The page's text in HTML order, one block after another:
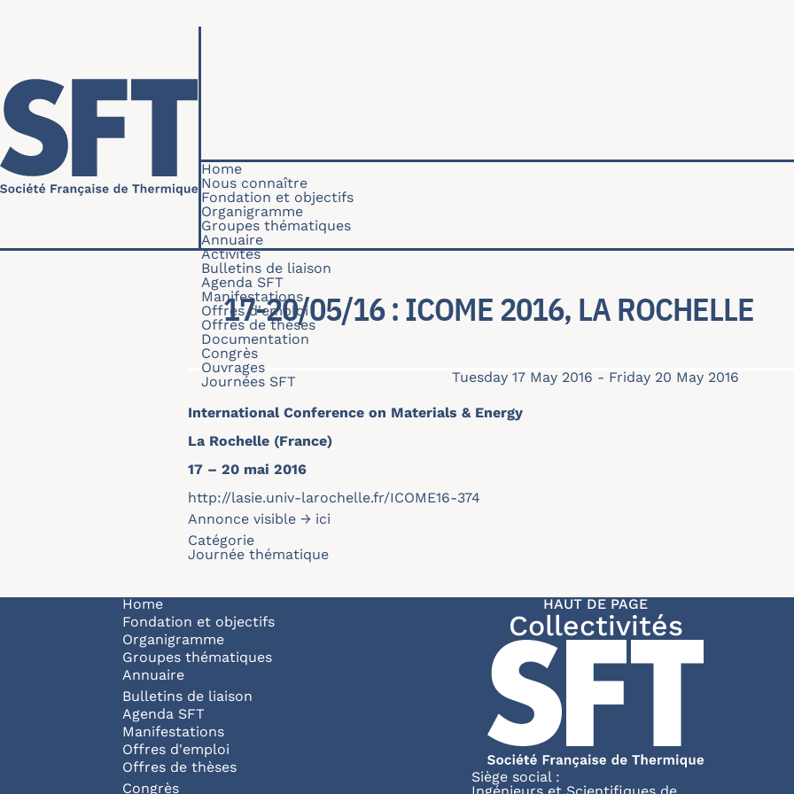
Navigation principale
Home
Nous connaître
Fondation et objectifs
Organigramme
Groupes thématiques
Annuaire
Activités
Bulletins de liaison
Agenda SFT
Manifestations
Offres d'emploi
Offres de thèses
Documentation
Congrès
Ouvrages
Journées SFT
17-20/05/16 : ICOME 2016, LA ROCHELLE
Tuesday 17 May 2016 - Friday 20 May 2016
International Conference on Materials & Energy
La Rochelle (France)
17 – 20 mai 2016
http://lasie.univ-larochelle.fr/ICOME16-374
Annonce visible → ici
Catégorie
Journée thématique
Navigation principale
Home
Fondation et objectifs
Organigramme
Groupes thématiques
Annuaire
Bulletins de liaison
Agenda SFT
Manifestations
Offres d'emploi
Offres de thèses
Congrès
HAUT DE PAGE
Collectivités
Siège social :